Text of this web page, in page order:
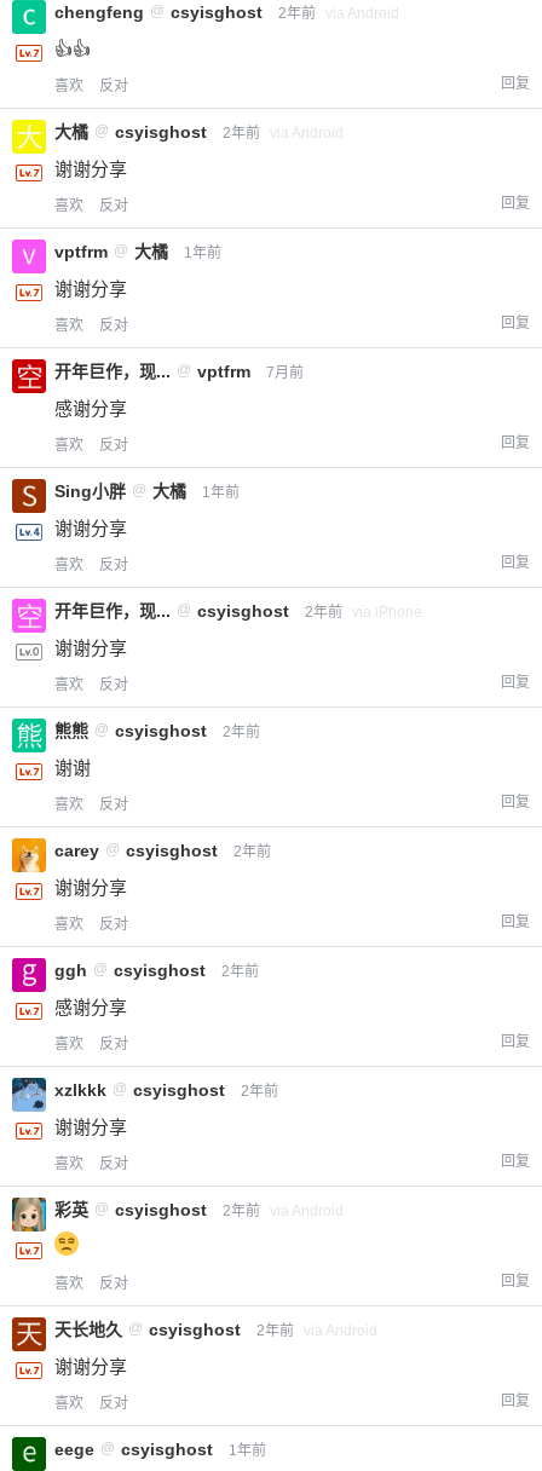
chengfeng @ csyisghost 2年前 via Android
👍👍
喜欢 反对 回复
大橘 @ csyisghost 2年前 via Android
谢谢分享
喜欢 反对 回复
vptfrm @ 大橘 1年前
谢谢分享
喜欢 反对 回复
开年巨作，现... @ vptfrm 7月前
感谢分享
喜欢 反对 回复
Sing小胖 @ 大橘 1年前
谢谢分享
喜欢 反对 回复
开年巨作，现... @ csyisghost 2年前 via iPhone
谢谢分享
喜欢 反对 回复
熊熊 @ csyisghost 2年前
谢谢
喜欢 反对 回复
carey @ csyisghost 2年前
谢谢分享
喜欢 反对 回复
ggh @ csyisghost 2年前
感谢分享
喜欢 反对 回复
xzlkkk @ csyisghost 2年前
谢谢分享
喜欢 反对 回复
彩英 @ csyisghost 2年前 via Android
喜欢 反对 回复
天长地久 @ csyisghost 2年前 via Android
谢谢分享
喜欢 反对 回复
eege @ csyisghost 1年前